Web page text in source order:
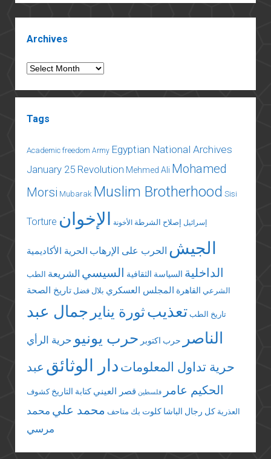
المستمرة
(٢):
Archives
Archives
Tags
Academic freedom Army Egyptian National Archives
January 25 Revolution Mehmed Ali Mohamed
Morsi Mubarak Muslim Brotherhood Sisi
Torture إسرائيل إصلاح الشرطة الأخونة الإخوان
الجيش الحرب على الإرهاب الحرية الأكاديمية
الداخلية السياسة الثقافية السيسي الشريعة الطب
الشرعي القاهرة المجلس العسكري بلال فضل تاريخ الصحة
تاريخ الطب تعذيبثورة يناير جمال عبد
الناصر
حرب اكتوبر حرب يونيو حرية الرأي
حرية تداول المعلومات دار الوثائق عبد
الحكيم عامر
فلسطين قصر العيني كتابة التاريخ كشوف
العذرية كل رجال الباشا كلوت بك متاحف محمد علي محمد
مرسي